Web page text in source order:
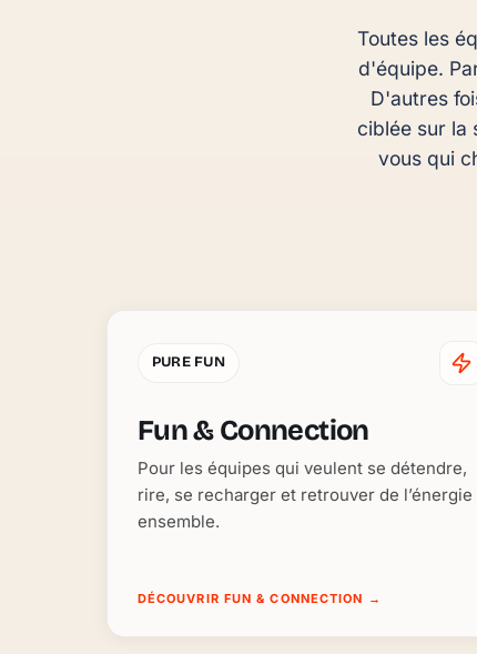
Toutes les
d'équipe.
D'autres
ciblée sur la
vous qui
PURE FUN
Fun & Connection
Pour les équipes qui veulent se détendre,
rire, se recharger et retrouver de l’énergie
ensemble.
DÉCOUVRIR FUN & CONNECTION →